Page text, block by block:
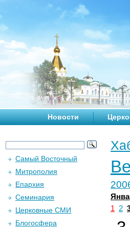
Новости
1
2
Самый Восточный
Митрополия
Епархия
Семинария
Церковные СМИ
Блогосфера